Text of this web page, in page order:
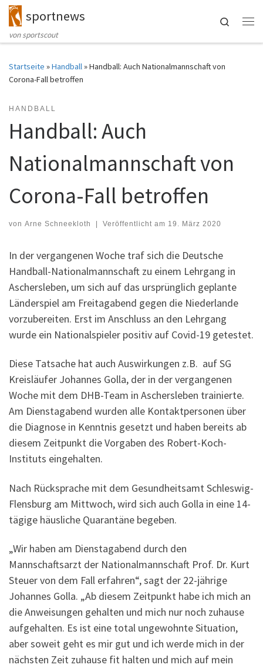
Zum Inhalt springen
sportnews
von sportscout
Search
Startseite »Handball»Handball: Auch Nationalmannschaft von
Corona-Fall betroffen
HANDBALL
Handball: Auch
Nationalmannschaft von
Corona-Fall betroffen
von Arne Schneekloth | Veröffentlicht am 19. März 2020
In der vergangenen Woche traf sich die Deutsche
Handball-Nationalmannschaft zu einem Lehrgang in
Aschersleben, um sich auf das ursprünglich geplante
Länderspiel am Freitagabend gegen die Niederlande
vorzubereiten. Erst im Anschluss an den Lehrgang
wurde ein Nationalspieler positiv auf Covid-19 getestet.
Diese Tatsache hat auch Auswirkungen z.B. auf SG
Kreisläufer Johannes Golla, der in der vergangenen
Woche mit dem DHB-Team in Aschersleben trainierte.
Am Dienstagabend wurden alle Kontaktpersonen über
die Diagnose in Kenntnis gesetzt und haben bereits ab
diesem Zeitpunkt die Vorgaben des Robert-Koch-
Instituts eingehalten.
Nach Rücksprache mit dem Gesundheitsamt Schleswig-
Flensburg am Mittwoch, wird sich auch Golla in eine 14-
tägige häusliche Quarantäne begeben.
„Wir haben am Dienstagabend durch den
Mannschaftsarzt der Nationalmannschaft Prof. Dr. Kurt
Steuer von dem Fall erfahren“, sagt der 22-jährige
Johannes Golla. „Ab diesem Zeitpunkt habe ich mich an
die Anweisungen gehalten und mich nur noch zuhause
aufgehalten. Es ist eine total ungewohnte Situation,
aber soweit geht es mir gut und ich werde mich in der
nächsten Zeit zuhause fit halten und mich auf mein